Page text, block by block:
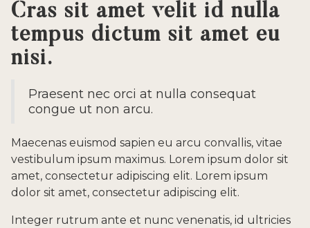
Cras sit amet velit id nulla
tempus dictum sit amet eu
nisi.
Praesent nec orci at nulla consequat
congue ut non arcu.
Maecenas euismod sapien eu arcu convallis, vitae
vestibulum ipsum maximus. Lorem ipsum dolor sit
amet, consectetur adipiscing elit. Lorem ipsum
dolor sit amet, consectetur adipiscing elit.
Integer rutrum ante et nunc venenatis, id ultricies